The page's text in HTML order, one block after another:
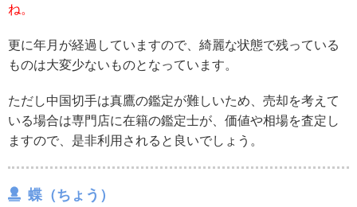
ね。
更に年月が経過していますので、綺麗な状態で残っている
ものは大変少ないものとなっています。
ただし中国切手は真鷹の鑑定が難しいため、売却を考えて
いる場合は専門店に在籍の鑑定士が、価値や相場を査定し
ますので、是非利用されると良いでしょう。
蝶（ちょう）